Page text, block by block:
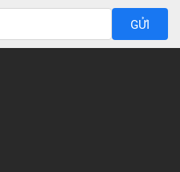
GỬI